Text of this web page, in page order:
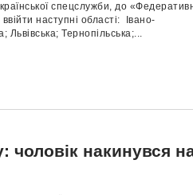
спецслужби, до
наступні області: Івано-
Львівська; Тернопільська;...
чоловік накинувся